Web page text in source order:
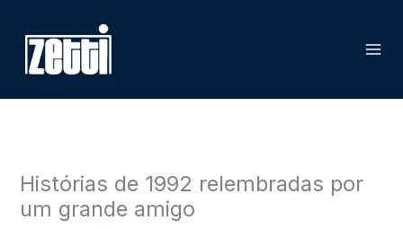
para
conteúdo
Histórias de 1992 relembradas por
um grande amigo
e
a
r